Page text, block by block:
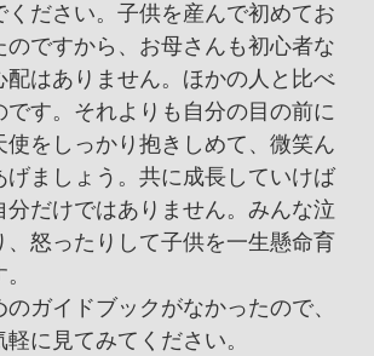
ください。子供を産んで初めてお
ですから、お母さんも初心者な
はありません。ほかの人と比べ
です。それよりも自分の目の前に
使をしっかり抱きしめて、微笑ん
げましょう。共に成長していけば
分だけではありません。みんな泣
、怒ったりして子供を一生懸命育
ガイドブックがなかったので、
に見てみてください。